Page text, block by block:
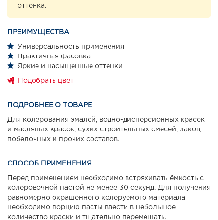
оттенка.
ПРЕИМУЩЕСТВА
Универсальность применения
Практичная фасовка
Яркие и насыщенные оттенки
Подобрать цвет
ПОДРОБНЕЕ О ТОВАРЕ
Для колерования эмалей, водно-дисперсионных красок
и масляных красок, сухих строительных смесей, лаков,
побелочных и прочих составов.
СПОСОБ ПРИМЕНЕНИЯ
Перед применением необходимо встряхивать ёмкость с
колеровочной пастой не менее 30 секунд. Для получения
равномерно окрашенного колеруемого материала
необходимо порцию пасты ввести в небольшое
количество краски и тщательно перемешать.